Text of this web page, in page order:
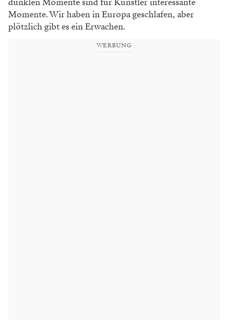
dunklen Momente sind für Künstler interessante
Momente. Wir haben in Europageschlafen, aber
plötzlich gibt es ein Erwachen.
WERBUNG